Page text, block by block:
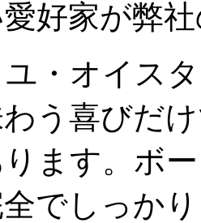
好家が弊
・オイス
わう喜びだ
ます。ボ
でしっか